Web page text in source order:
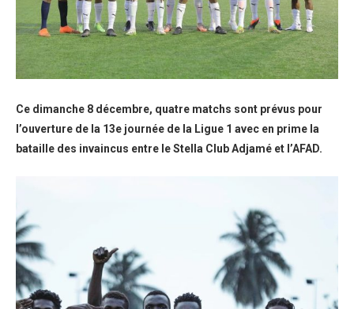
Ce dimanche 8 décembre, quatre matchs sont prévus pour
l’ouverture de la 13e journée de la Ligue 1 avec en prime la
bataille des invaincus entre le Stella Club Adjamé et l’AFAD.